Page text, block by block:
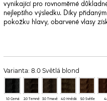
vynikající pro rovnoměrné
nejlepšího výsledku. Díky
pokožku hlavy, obarvené vlasy
Varianta: 8.0 Světlá blond
1.0 Černá
2.0 Temně
3.0 Tmavě
4.0 Hnědá
5.0 Světle